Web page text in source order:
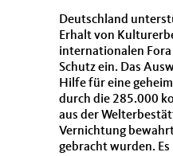
Deutschland
Erhalt von
internationalen
Schutz ein. Das
Hilfe für eine
durch die 285.000
aus der
Vernichtung
gebracht wurden.